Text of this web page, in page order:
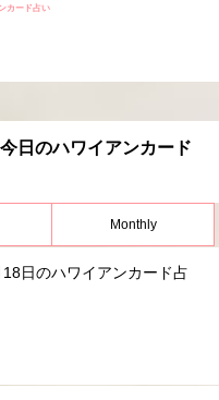
カード占い
日のハワイアンカード
Monthly
日のハワイアンカード占